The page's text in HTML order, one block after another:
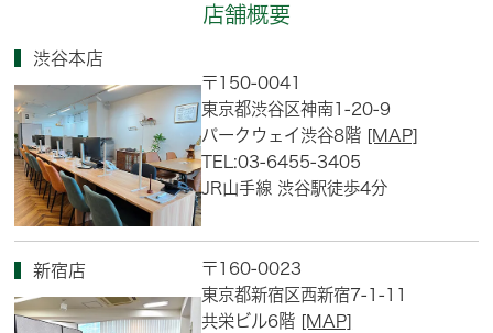
店舗概要
渋谷本店
〒150-0041
東京都渋谷区神南1-20-9
パークウェイ渋谷8階 [MAP]
TEL:03-6455-3405
JR山手線 渋谷駅徒歩4分
新宿店
〒160-0023
東京都新宿区西新宿7-1-11
共栄ビル6階 [MAP]